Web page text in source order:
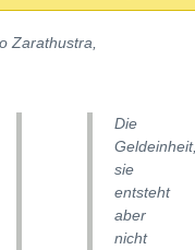
Zarathustra,
Die
Geldeinheit,
sie
entsteht
aber
nicht